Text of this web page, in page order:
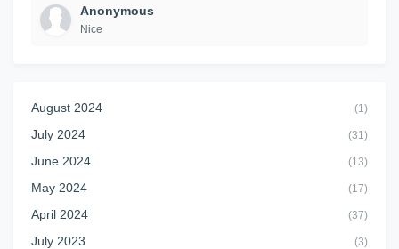
Anonymous
Nice
August 2024 (1)
July 2024 (31)
June 2024 (13)
May 2024 (17)
April 2024 (37)
July 2023 (3)